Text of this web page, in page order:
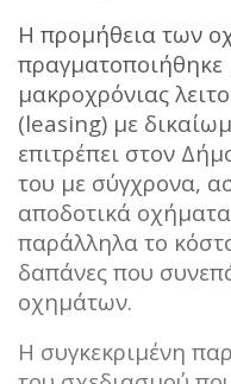
Η προμήθεια των
πραγματοποιήθηκε
μακροχρόνιας
(leasing) με
επιτρέπει στον
του με σύγχρονα,
αποδοτικά
παράλληλα το
δαπάνες που
οχημάτων.
Η συγκεκριμένη